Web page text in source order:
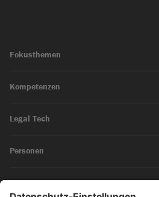
Fokusthemen
Kompetenzen
Legal Tech
Personen
News